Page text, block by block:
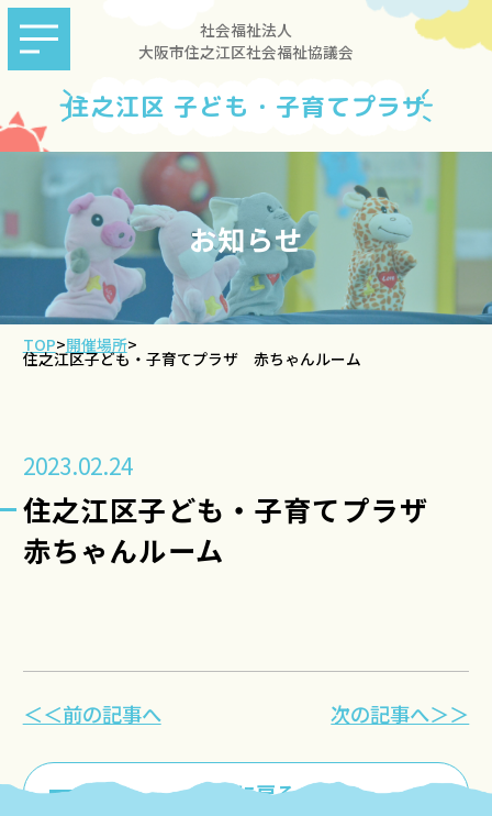
社会福祉法人
大阪市住之江区社会福祉協議会
住之江区 子ども・子育てプラザ
お知らせ
TOP>開催場所>
住之江区子ども・子育てプラザ 赤ちゃんルーム
2023.02.24
住之江区子ども・子育てプラザ
赤ちゃんルーム
＜＜前の記事へ
一覧に戻る
次の記事へ＞＞